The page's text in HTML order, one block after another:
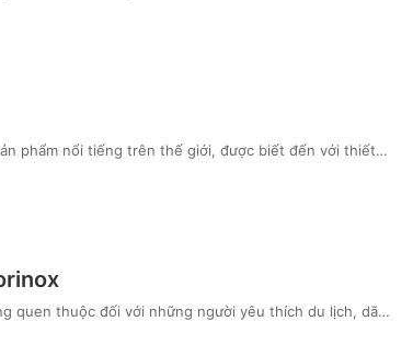
phẩm nổi tiếng trên thế giới, được biết đến với thiết…
quen thuộc đối với những người yêu thích du lịch, dã…